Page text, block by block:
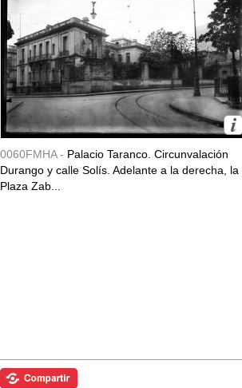
0060FMHA - Palacio Taranco. Circunvalación
Durango y calle Solís. Adelante a la derecha, la
Plaza Zab...